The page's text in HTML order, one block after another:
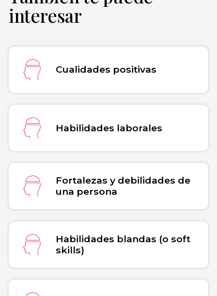
Gómez, María Inés (9 de febrero de 2026).
Proactivo. Enciclopedia Concepto.
Recuperado el 30 de julio de 2026 de
Copiar cita
interesar
Cualidades positivas
Habilidades laborales
Fortalezas y debilidades de
una persona
Habilidades blandas (o soft
skills)